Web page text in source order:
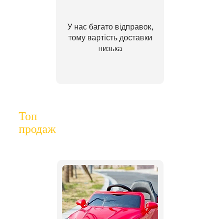
У нас багато відправок,
тому вартість доставки
низька
Топ
продаж